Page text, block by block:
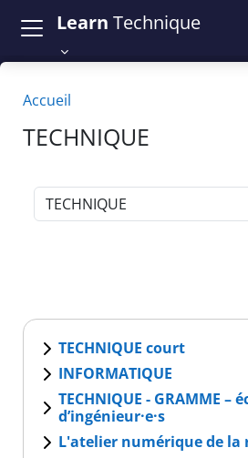
Learn Technique
Accueil
TECHNIQUE
Catégories de cours
TECHNIQUE court
INFORMATIQUE
TECHNIQUE - GRAMME –
d’ingénieur·e·s
L'atelier numérique de la